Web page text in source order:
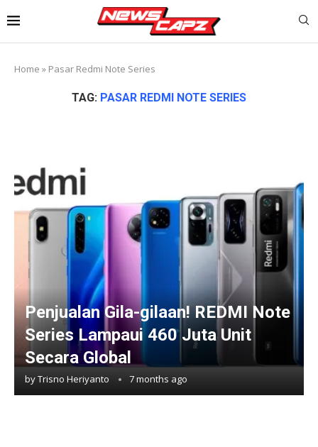
Home » Pasar Redmi Note Series
TAG: PASAR REDMI NOTE SERIES
Penjualan Gila-gilaan! REDMI Note
Series Lampaui 460 Juta Unit
Secara Global
byTrisno Heriyanto 7 months ago